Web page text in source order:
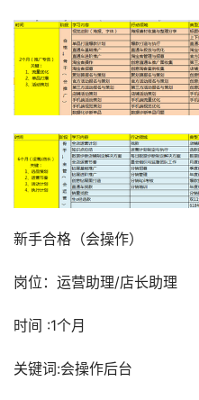
新手合格（会操作）
岗位：运营助理/店长助理
时间 :1个月
关键词:会操作后台